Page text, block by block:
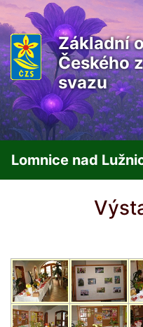
Základní
Českého
svazu
Lomnice nad